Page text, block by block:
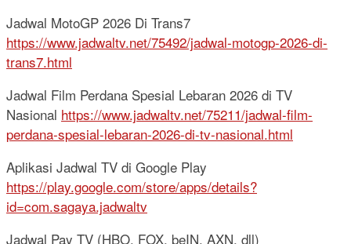
Jadwal MotoGP 2026 Di Trans7
https://www.jadwaltv.net/75492/jadwal-motogp-2026-di-
trans7.html
Jadwal Film Perdana Spesial Lebaran 2026 di TV
Nasional https://www.jadwaltv.net/75211/jadwal-film-
perdana-spesial-lebaran-2026-di-tv-nasional.html
Aplikasi Jadwal TV di Google Play
https://play.google.com/store/apps/details?
id=com.sagaya.jadwaltv
Jadwal Pay TV (HBO, FOX, beIN, AXN, dll)